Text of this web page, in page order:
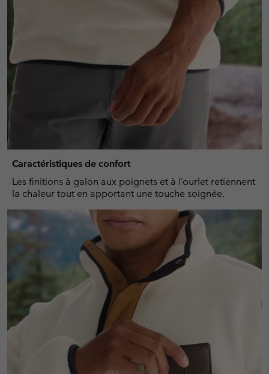
Caractéristiques de confort
Les finitions à galon aux poignets et à l’ourlet retiennent
la chaleur tout en apportant une touche soignée.